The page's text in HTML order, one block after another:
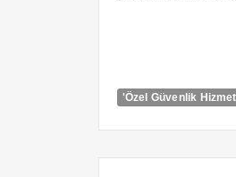
'Özel Güvenlik